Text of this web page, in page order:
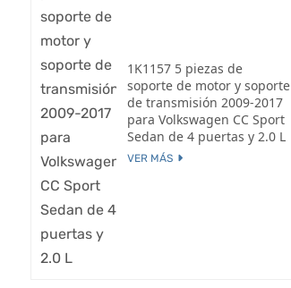
1K1157 5 piezas de
soporte de motor y soporte
de transmisión 2009-2017
para Volkswagen CC Sport
Sedan de 4 puertas y 2.0 L
VER MÁS